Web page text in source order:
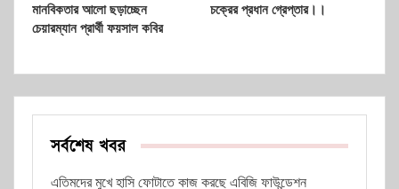
মানবিকতার আলো ছড়াচ্ছেন
চেয়ারম্যান প্রার্থী ফয়সাল কবির
চক্রের প্রধান গ্রেপ্তার।।
সর্বশেষ খবর
এতিমদের মুখে হাসি ফোটাতে কাজ করছে এবিজি ফাউন্ডেশন